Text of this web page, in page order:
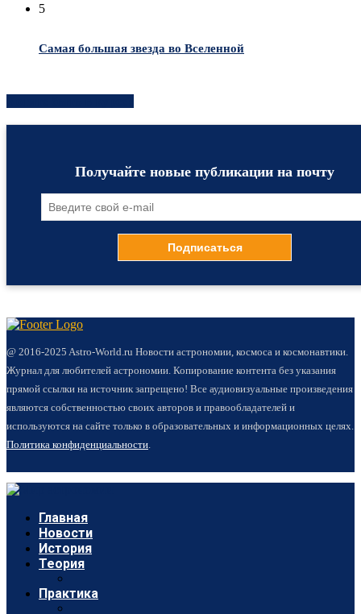
5
Самая большая звезда во Вселенной
Получайте новые публикации на почту
@ 2016-2025 Astro-World.ru Новости астрономии, космоса и космонавтики.
Журнал для любителей астрономии. Копирование контента без указания
прямой ссылки на источник запрещено! Все аудиовизуальные произведения
являются собственностью своих авторов и правообладателей и
используются на сайте только в образовательных и информационных целях.
Политика конфиденциальности
Главная
Новости
История
Теория
Практика